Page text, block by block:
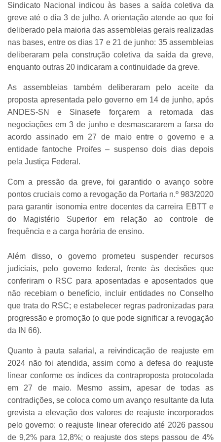
Sindicato Nacional indicou às bases a saída coletiva da
greve até o dia 3 de julho. A orientação atende ao que foi
deliberado pela maioria das assembleias gerais realizadas
nas bases, entre os dias 17 e 21 de junho: 35 assembleias
deliberaram pela construção coletiva da saída da greve,
enquanto outras 20 indicaram a continuidade da greve.
As assembleias também deliberaram pelo aceite da
proposta apresentada pelo governo em 14 de junho, após
ANDES-SN e Sinasefe forçarem a retomada das
negociações em 3 de junho e desmascararem a farsa do
acordo assinado em 27 de maio entre o governo e a
entidade fantoche Proifes – suspenso dois dias depois
pela Justiça Federal.
Com a pressão da greve, foi garantido o avanço sobre
pontos cruciais como a revogação da Portaria n.º 983/2020
para garantir isonomia entre docentes da carreira EBTT e
do Magistério Superior em relação ao controle de
frequência e a carga horária de ensino.
Além disso, o governo prometeu suspender recursos
judiciais, pelo governo federal, frente às decisões que
conferiram o RSC para aposentadas e aposentados que
não recebiam o benefício, incluir entidades no Conselho
que trata do RSC; e estabelecer regras padronizadas para
progressão e promoção (o que pode significar a revogação
da IN 66).
Quanto à pauta salarial, a reivindicação de reajuste em
2024 não foi atendida, assim como a defesa do reajuste
linear conforme os índices da contraproposta protocolada
em 27 de maio. Mesmo assim, apesar de todas as
contradições, se coloca como um avanço resultante da luta
grevista a elevação dos valores de reajuste incorporados
pelo governo: o reajuste linear oferecido até 2026 passou
de 9,2% para 12,8%; o reajuste dos steps passou de 4%